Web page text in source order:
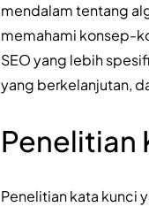
mendalam tentang
memahami konsep-
SEO yang lebih
yang berkelanjutan,
Penelitian
Penelitian kata kunci